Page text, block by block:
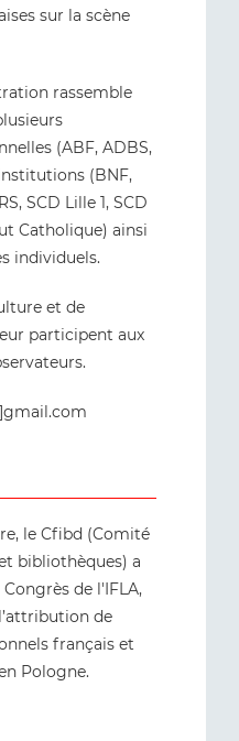
sur la scène
rassemble
(ABF, ADBS,
(BNF,
SCD Lille 1, SCD
Catholique) ainsi
individuels.
et de
participent aux
le Cfibd (Comité
bibliothèques) a
de l'IFLA,
de
français et
Pologne.